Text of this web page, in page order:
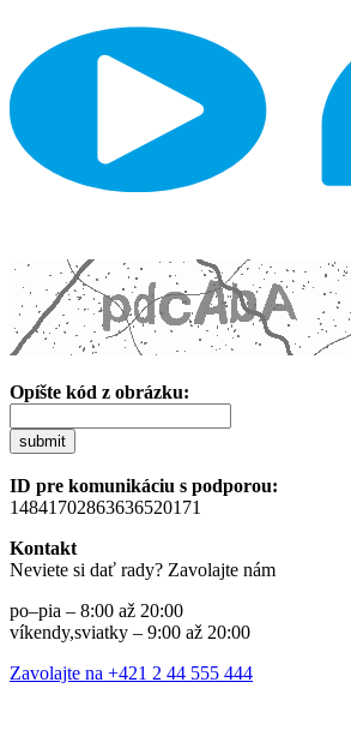
Opíšte kód z obrázku:
submit
ID pre komunikáciu s podporou:
14841702863636520171
Kontakt
Neviete si dať rady? Zavolajte nám
po–pia – 8:00 až 20:00
víkendy,sviatky – 9:00 až 20:00
Zavolajte na +421 2 44 555 444